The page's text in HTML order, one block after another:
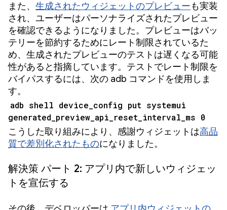
また、 生成されたウィジェットのプレビューも実装
され、ユーザーはパーソナライズされたプレビュー
を確認できるようになりました。プレビューはバッ
テリーを節約するためにレート制限されているた
め、生成されたプレビューのテストは遅くなる可能
性があると指摘しています。テストでレート制限を
バイパスするには、次の adb コマンドを使用しま
す。
adb shell device_config put systemui
generated_preview_api_reset_interval_ms 0
こうした取り組みにより、感謝ウィジェットは高品
質で差別化されたものになりました。
解決策 パート 2: アプリ内で新しいウィジェッ
トを宣伝する